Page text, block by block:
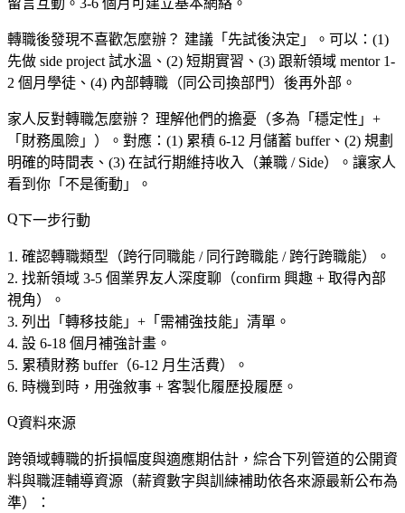
留言互動。3-6 個月可建立基本網絡。
轉職後發現不喜歡怎麼辦？ 建議「先試後決定」。可以：(1)
先做 side project 試水溫、(2) 短期實習、(3) 跟新領域 mentor 1-
2 個月學徒、(4) 內部轉職（同公司換部門）後再外部。
家人反對轉職怎麼辦？ 理解他們的擔憂（多為「穩定性」+
「財務風險」）。對應：(1) 累積 6-12 月儲蓄 buffer、(2) 規劃
明確的時間表、(3) 在試行期維持收入（兼職 / Side）。讓家人
看到你「不是衝動」。
下一步行動
確認轉職類型（跨行同職能 / 同行跨職能 / 跨行跨職能）。
找新領域 3-5 個業界友人深度聊（confirm 興趣 + 取得內部
視角）。
列出「轉移技能」+「需補強技能」清單。
設 6-18 個月補強計畫。
累積財務 buffer（6-12 月生活費）。
時機到時，用強敘事 + 客製化履歷投履歷。
資料來源
跨領域轉職的折損幅度與適應期估計，綜合下列管道的公開資
料與職涯輔導資源（薪資數字與訓練補助依各來源最新公布為
準）：